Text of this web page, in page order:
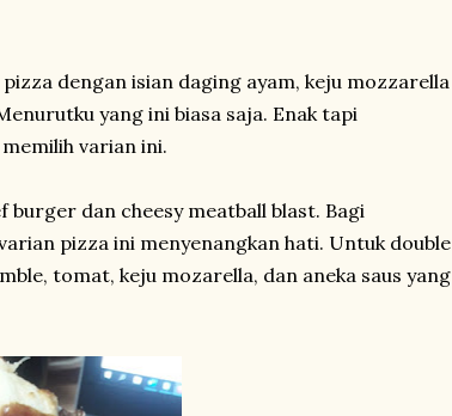
dengan isian daging ayam, keju mozzarella
yang ini biasa saja. Enak tapi
varian ini.
burger dan cheesy meatball blast. Bagi
pizza ini menyenangkan hati. Untuk double
tomat, keju mozarella, dan aneka saus yang